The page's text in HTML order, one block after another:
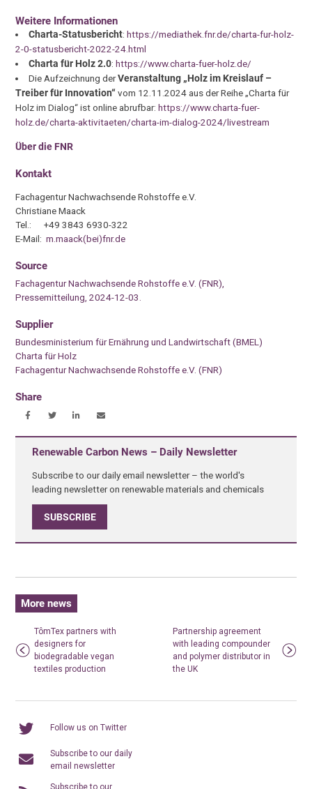
Weitere Informationen
Charta-Statusbericht: https://mediathek.fnr.de/charta-fur-holz-
2-0-statusbericht-2022-24.html
Charta für Holz 2.0: https://www.charta-fuer-holz.de/
Die Aufzeichnung derVeranstaltung „Holz im Kreislauf –
Treiber für Innovation“ vom 12.11.2024 aus der Reihe „Charta für
Holz im Dialog“ ist online abrufbar:https://www.charta-fuer-
holz.de/charta-aktivitaeten/charta-im-dialog-2024/livestream
Über die FNR
Kontakt
Fachagentur Nachwachsende Rohstoffe e.V.
Christiane Maack
Tel.: +49 3843 6930-322
E-Mail:m.maack(bei)fnr.de
Source
Fachagentur Nachwachsende Rohstoffe e.V. (FNR),
Pressemitteilung, 2024-12-03.
Supplier
Bundesministerium für Ernährung und Landwirtschaft (BMEL)
Charta für Holz
Fachagentur Nachwachsende Rohstoffe e.V. (FNR)
Share
Renewable Carbon News – Daily Newsletter
Subscribe to our daily email newsletter – the world's
leading newsletter on renewable materials and chemicals
SUBSCRIBE
More news
TômTex partners with
designers for
biodegradable vegan
textiles production
Partnership agreement
with leading compounder
and polymer distributor in
the UK
Follow us on Twitter
Subscribe to our daily
email newsletter
Subscribe to our